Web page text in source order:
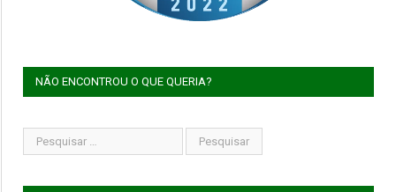
NÃO ENCONTROU O QUE QUERIA?